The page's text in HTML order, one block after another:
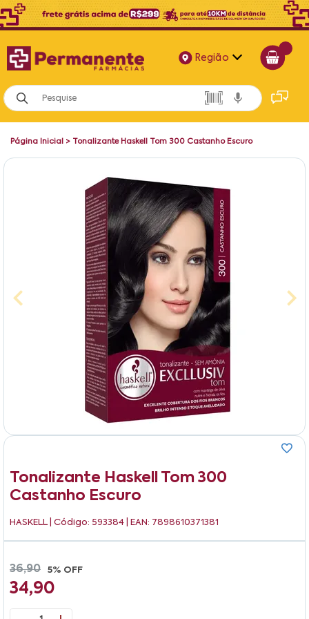
Região
Alagoas
Bahia
Página Inicial > Tonalizante Haskell Tom 300 Castanho Escuro
Tonalizante Haskell Tom 300
Castanho Escuro
HASKELL| Código: 593384 | EAN: 7898610371381
36,90 5% OFF
34,90